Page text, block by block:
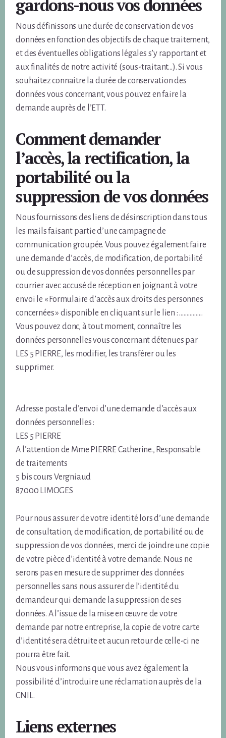
gardons-nous vos données
Nous définissons une durée de conservation de vos
données en fonction des objectifs de chaque traitement,
et des éventuelles obligations légales s’y rapportant et
aux finalités de notre activité (sous-traitant…). Si vous
souhaitez connaitre la durée de conservation des
données vous concernant, vous pouvez en faire la
demande auprès de l’ETT.
Comment demander
l’accès, la rectification, la
portabilité ou la
suppression de vos données
Nous fournissons des liens de désinscription dans tous
les mails faisant partie d’une campagne de
communication groupée. Vous pouvez également faire
une demande d’accès, de modification, de portabilité
ou de suppression de vos données personnelles par
courrier avec accusé de réception en joignant à votre
envoi le « Formulaire d’accès aux droits des personnes
concernées » disponible en cliquant sur le lien : …………….
Vous pouvez donc, à tout moment, connaître les
données personnelles vous concernant détenues par
LES 5 PIERRE, les modifier, les transférer ou les
supprimer.
Adresse postale d’envoi d’une demande d’accès aux
données personnelles :
LES 5 PIERRE
A l’attention de Mme PIERRE Catherine., Responsable
de traitements
5 bis cours Vergniaud
87000 LIMOGES
Pour nous assurer de votre identité lors d’une demande
de consultation, de modification, de portabilité ou de
suppression de vos données, merci de joindre une copie
de votre pièce d’identité à votre demande. Nous ne
serons pas en mesure de supprimer des données
personnelles sans nous assurer de l’identité du
demandeur qui demande la suppression de ses
données. A l’issue de la mise en œuvre de votre
demande par notre entreprise, la copie de votre carte
d’identité sera détruite et aucun retour de celle-ci ne
pourra être fait.
Nous vous informons que vous avez également la
possibilité d’introduire une réclamation auprès de la
CNIL.
Liens externes